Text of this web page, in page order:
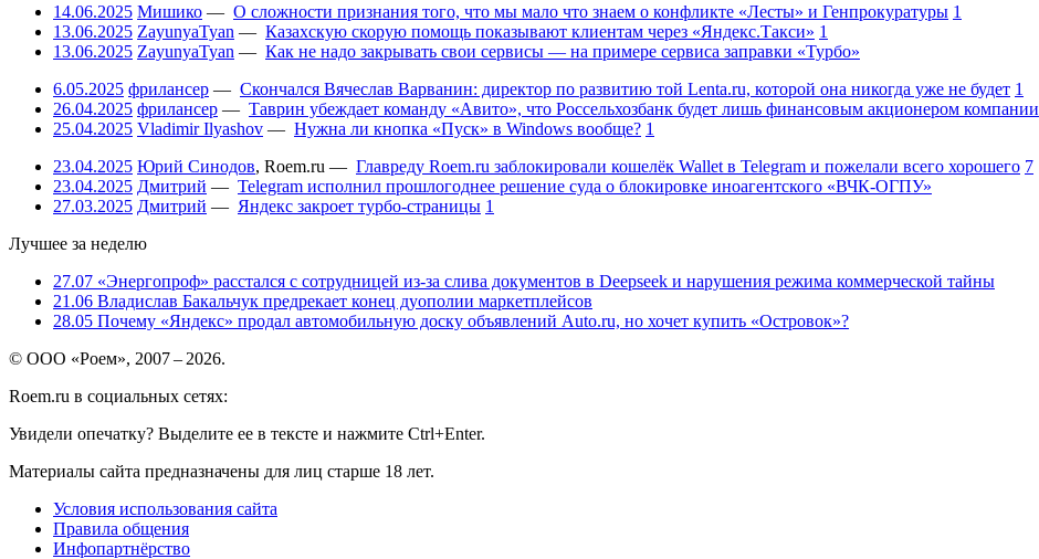
14.06.2025 Мишико — О сложности признания того, что мы мало что знаем о конфликте «Лесты» и Генпрокуратуры 1
13.06.2025 ZayunyaTyan — Казахскую скорую помощь показывают клиентам через «Яндекс.Такси» 1
13.06.2025 ZayunyaTyan — Как не надо закрывать свои сервисы — на примере сервиса заправки «Турбо»
6.05.2025 фрилансер — Скончался Вячеслав Варванин: директор по развитию той Lenta.ru, которой она никогда уже не будет 1
26.04.2025 фрилансер — Таврин убеждает команду «Авито», что Россельхозбанк будет лишь финансовым акционером компании
25.04.2025 Vladimir Ilyashov — Нужна ли кнопка «Пуск» в Windows вообще? 1
23.04.2025 Юрий Синодов, Roem.ru — Главреду Roem.ru заблокировали кошелёк Wallet в Telegram и пожелали всего хорошего 7
23.04.2025 Дмитрий — Telegram исполнил прошлогоднее решение суда о блокировке иноагентского «ВЧК-ОГПУ»
27.03.2025 Дмитрий — Яндекс закроет турбо-страницы 1
Лучшее за неделю
27.07 «Энергопроф» расстался с сотрудницей из-за слива документов в Deepseek и нарушения режима коммерческой тайны
21.06 Владислав Бакальчук предрекает конец дуополии маркетплейсов
28.05 Почему «Яндекс» продал автомобильную доску объявлений Auto.ru, но хочет купить «Островок»?
© ООО «Роем», 2007 – 2026.
Roem.ru в социальных сетях:
Увидели опечатку? Выделите ее в тексте и нажмите Ctrl+Enter.
Материалы сайта предназначены для лиц старше 18 лет.
Условия использования сайта
Правила общения
Инфопартнёрство